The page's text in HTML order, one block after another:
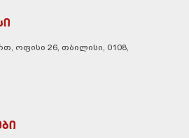
ოფისი 26, თბილისი, 0108,